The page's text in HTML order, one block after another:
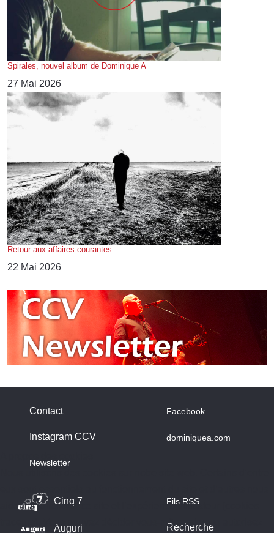
Spirales, nouvel album de Dominique A
27 Mai 2026
Retour aux affaires courantes
22 Mai 2026
Contact
Instagram CCV
Newsletter
Facebook
dominiquea.com
Cinq 7
Auguri
Fils RSS
Recherche
aident à améliorer ce site et l’expérience utilisateur (cookies
traceurs). Vous pouvez décider vous-même si vous autorisez